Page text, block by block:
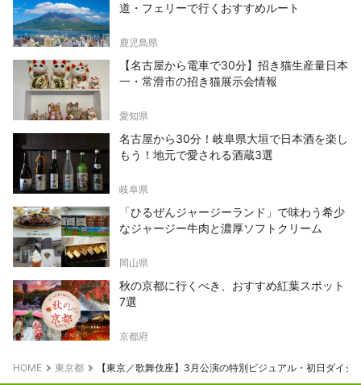
道・フェリーで行くおすすめルート
鹿児島県
【名古屋から電車で30分】招き猫生産量日本
一・常滑市の招き猫展示会情報
愛知県
名古屋から30分！岐阜県大垣で日本酒を楽し
もう！地元で愛される酒蔵3選
岐阜県
「ひるぜんジャージーランド」で味わう希少
なジャージー牛肉と濃厚ソフトクリーム
岡山県
秋の京都に行くべき、おすすめ紅葉スポット
7選
京都府
HOME 東京都 【東京／歌舞伎座】3月公演の特別ビジュアル・初日ダイ